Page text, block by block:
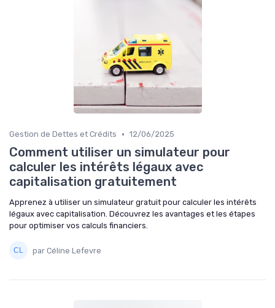
Gestion de Dettes et Crédits • 12/06/2025
Comment utiliser un simulateur pour
calculer les intérêts légaux avec
capitalisation gratuitement
Apprenez à utiliser un simulateur gratuit pour calculer les intérêts
légaux avec capitalisation. Découvrez les avantages et les étapes
pour optimiser vos calculs financiers.
par Céline Lefevre